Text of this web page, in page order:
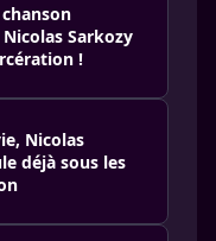
Sarkozy
!
Nicolas
déjà sous les